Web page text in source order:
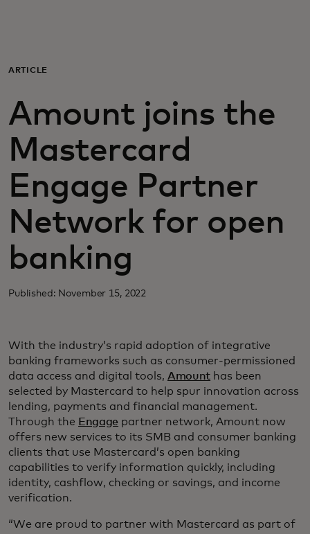
Para empresas
Para el mundo
Para innovadores
Noticias y tendencias
ARTICLE
Amount joins the
Mastercard
Engage Partner
Network for open
banking
Published: November 15, 2022
With the industry’s rapid adoption of integrative
banking frameworks such as consumer-permissioned
data access and digital tools, Amount has been
selected by Mastercard to help spur innovation across
lending, payments and financial management.
Through the Engage partner network, Amount now
offers new services to its SMB and consumer banking
clients that use Mastercard’s open banking
capabilities to verify information quickly, including
identity, cashflow, checking or savings, and income
verification.
“We are proud to partner with Mastercard as part of